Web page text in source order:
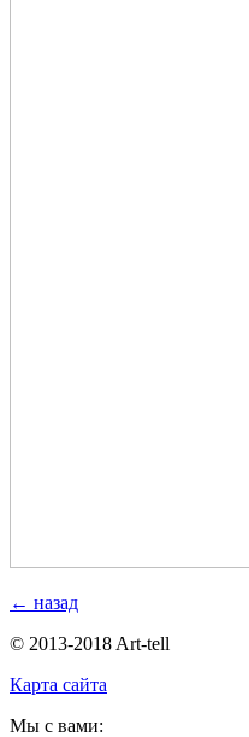
← назад
© 2013-2018 Art-tell
Карта сайта
Мы с вами: